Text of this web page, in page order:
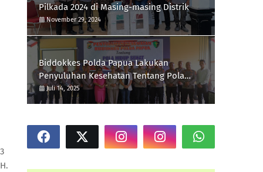
Pilkada 2024 di Masing-masing Distrik
November 29, 2024
Biddokkes Polda Papua Lakukan
Penyuluhan Kesehatan Tentang Pola
Hidup Sehat Di Polres Supiori
Juli 14, 2025